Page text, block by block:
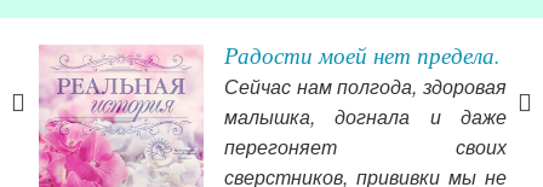
Радости моей нет предела.
Сейчас нам полгода, здоровая
малышка, догнала и даже
перегоняет своих
сверстников, прививки мы не